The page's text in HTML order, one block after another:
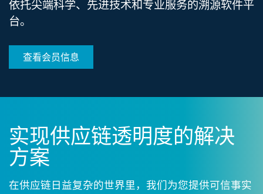
依托尖端科学、先进技术和专业服务的溯源​软件平
台。
查看会员信息
实现供应链透明度的解决
方案
在供应链日益复杂的世界里，我们为您提供可信事实​